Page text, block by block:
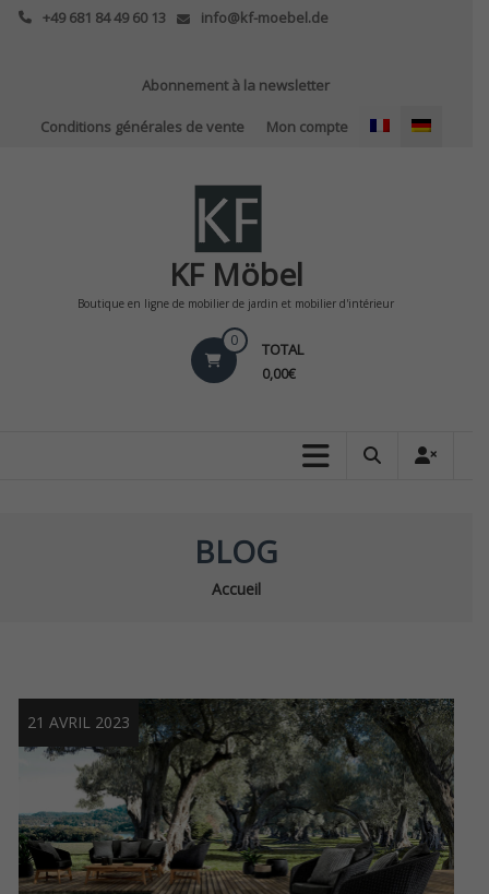
Skip
+49 681 84 49 60 13 info@kf-moebel.de
Abonnement à la newsletter
Conditions générales de vente Mon compte
KF Möbel
Boutique en ligne de mobilier de jardin et mobilier d'intérieur
0 TOTAL
0,00€
BLOG
Accueil
21 AVRIL 2023